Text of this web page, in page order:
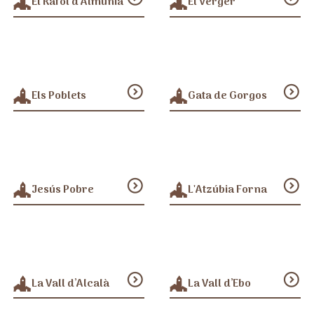
Els Poblets expand_circle_down Gata de Gorgos expand_circle_down
Jesús Pobre expand_circle_down L'Atzúbia Forna expand_circle_down
La Vall d’Alcalà expand_circle_down La Vall d’Ebo expand_circle_down